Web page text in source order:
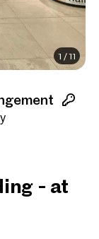
1 /11
- at
(optional)